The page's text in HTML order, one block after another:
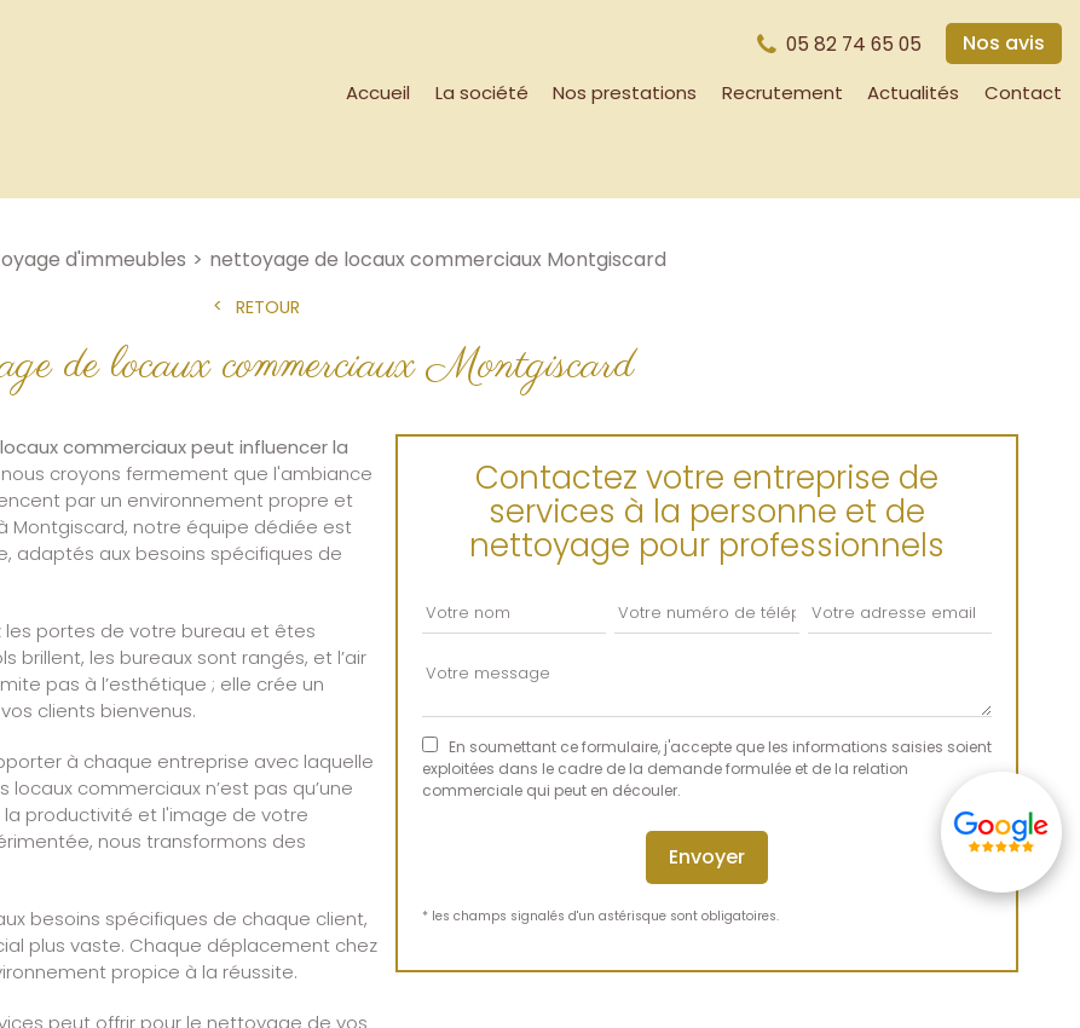
05 82 74 65 05 Nos avis
Accueil La société Nos prestations Recrutement Actualités Contact
d'immeubles nettoyage de locaux commerciaux Montgiscard
RETOUR
de locaux commerciaux Montgiscard
commerciaux peut influencer la
nous croyons fermement que l'ambiance
par un environnement propre et
Montgiscard, notre équipe dédiée est
adaptés aux besoins spécifiques de
les portes de votre bureau et êtes
brillent, les bureaux sont rangés, et l’air
pas à l’esthétique ; elle crée un
clients bienvenus.
à chaque entreprise avec laquelle
commerciaux n’est pas qu’une
productivité et l'image de votre
nous transformons des
besoins spécifiques de chaque client,
plus vaste. Chaque déplacement chez
propice à la réussite.
peut offrir pour le nettoyage de vos
Contactez votre entreprise de
services à la personne et de
nettoyage pour professionnels
En soumettant ce formulaire, j'accepte que les informations saisies soient
exploitées dans le cadre de la demande formulée et de la relation
commerciale qui peut en découler.
* les champs signalés d'un astérisque sont obligatoires.